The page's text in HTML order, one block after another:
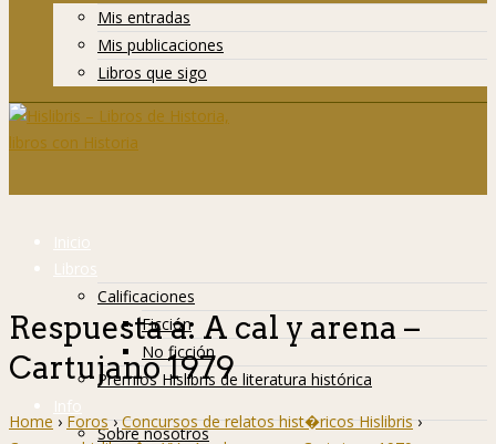
Mis entradas
Mis publicaciones
Libros que sigo
Inicio
Libros
Calificaciones
Ficción
No ficción
Premios Hislibris de literatura histórica
Info
Sobre nosotros
Respuesta a: A cal y arena –
Cartujano 1979
Home › Foros › Concursos de relatos hist�ricos Hislibris ›